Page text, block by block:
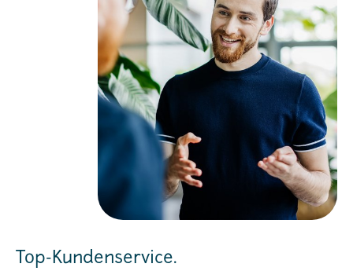
Top-Kundenservice.